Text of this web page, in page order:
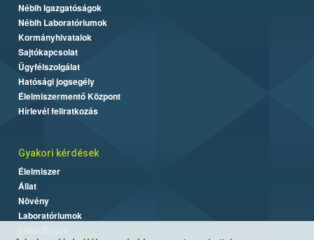
Nébih Igazgatóságok
Nébih Laboratóriumok
Kormányhivatalok
Sajtókapcsolat
Ügyfélszolgálat
Hatósági jogsegély
Élelmiszermentő Központ
Hírlevél feliratkozás
Gyakori kérdések
Élelmiszer
Állat
Növény
Laboratóriumok